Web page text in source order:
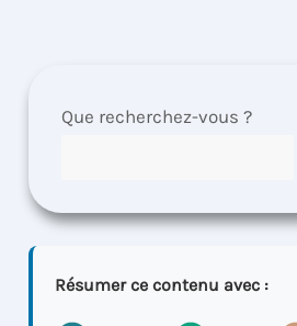
Que recherchez-vous ?
Résumer ce contenu avec :